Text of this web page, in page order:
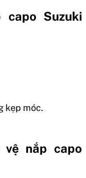
Suzuki
kẹp móc.
nắp capo